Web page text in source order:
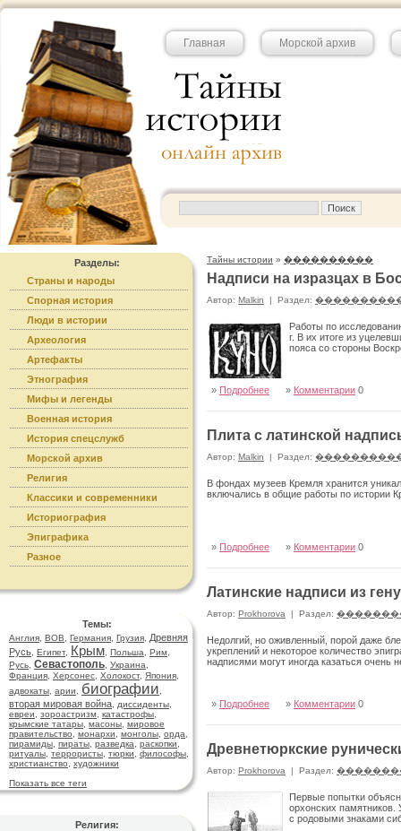
Главная Морской архив
Разделы:
Страны и народы
Спорная история
Люди в истории
Археология
Артефакты
Этнография
Мифы и легенды
Военная история
История спецслужб
Морской архив
Религия
Классики и современники
Историография
Эпиграфика
Разное
Темы:
Англия ВОВ Германия Грузия
Древняя
Русь Египет, Крым Польша Рим
Русь Севастополь Украина
Франция Херсонес Холокост, Япония
адвокаты арии биографии
вторая мировая война диссиденты
евреи
зороастризм катастрофы
крымские татары масоны мировое
правительство
монархи монголы орда
пирамиды пираты разведка раскопки
ритуалы террористы тюрки философы
христианство
художники
Показать все теги
Религия:
Тайны истории » ����������
Надписи на изразцах в
Автор: Malkin | Раздел:
Работы по
г. В их итоге из
пояса со стороны
» Подробнее » Комментарии 0
Плита с латинской
Автор: Malkin | Раздел:
В фондах музеев Кремля хранится
включались в общие работы по истории
» Подробнее » Комментарии 0
Латинские надписи из
Автор: Prokhorova | Раздел:
Недолгий, но оживленный, порой даже
укреплений и некоторое количество
надписями могут иногда казаться
» Подробнее » Комментарии 0
Древнетюркские
Автор: Prokhorova | Раздел:
Первые попытки
орхонских
с родовыми зна­ками